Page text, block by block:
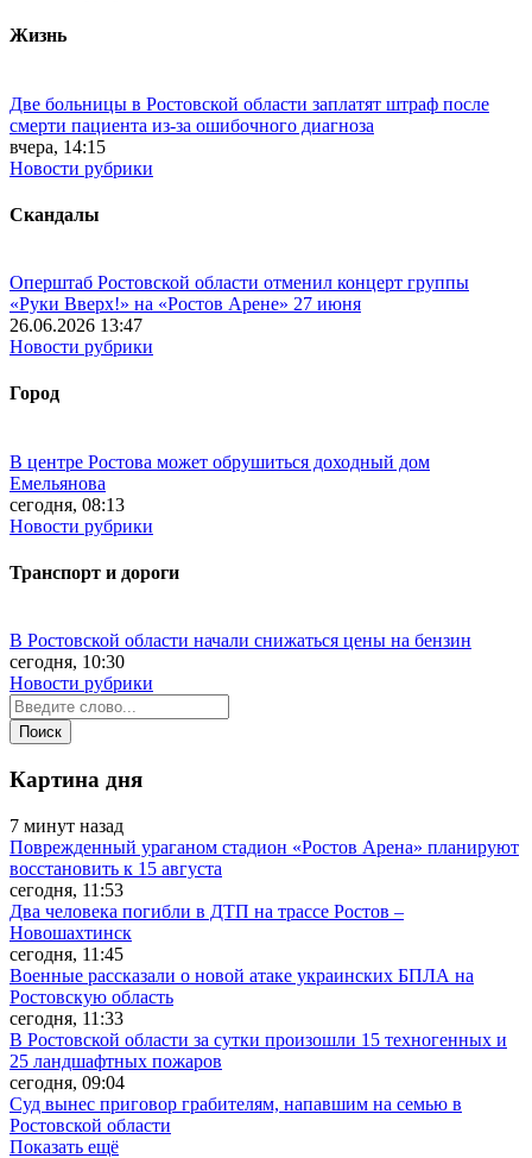
Жизнь
Две больницы в Ростовской области заплатят штраф после
смерти пациента из-за ошибочного диагноза
вчера, 14:15
Новости рубрики
Скандалы
Оперштаб Ростовской области отменил концерт группы
«Руки Вверх!» на «Ростов Арене» 27 июня
26.06.2026 13:47
Новости рубрики
Город
В центре Ростова может обрушиться доходный дом
Емельянова
сегодня, 08:13
Новости рубрики
Транспорт и дороги
В Ростовской области начали снижаться цены на бензин
сегодня, 10:30
Новости рубрики
Картина дня
7 минут назад
Поврежденный ураганом стадион «Ростов Арена» планируют
восстановить к 15 августа
сегодня, 11:53
Два человека погибли в ДТП на трассе Ростов –
Новошахтинск
сегодня, 11:45
Военные рассказали о новой атаке украинских БПЛА на
Ростовскую область
сегодня, 11:33
В Ростовской области за сутки произошли 15 техногенных и
25 ландшафтных пожаров
сегодня, 09:04
Суд вынес приговор грабителям, напавшим на семью в
Ростовской области
Показать ещё